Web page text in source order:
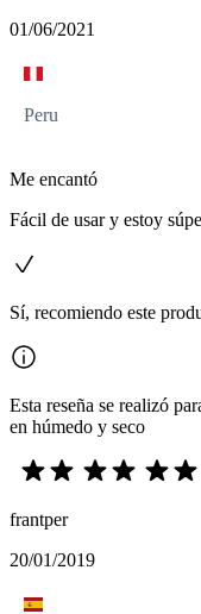
01/06/2021
Peru
Me encantó
Fácil de usar y estoy
Sí, recomiendo este
Esta reseña se realizó
en húmedo y seco
frantper
20/01/2019